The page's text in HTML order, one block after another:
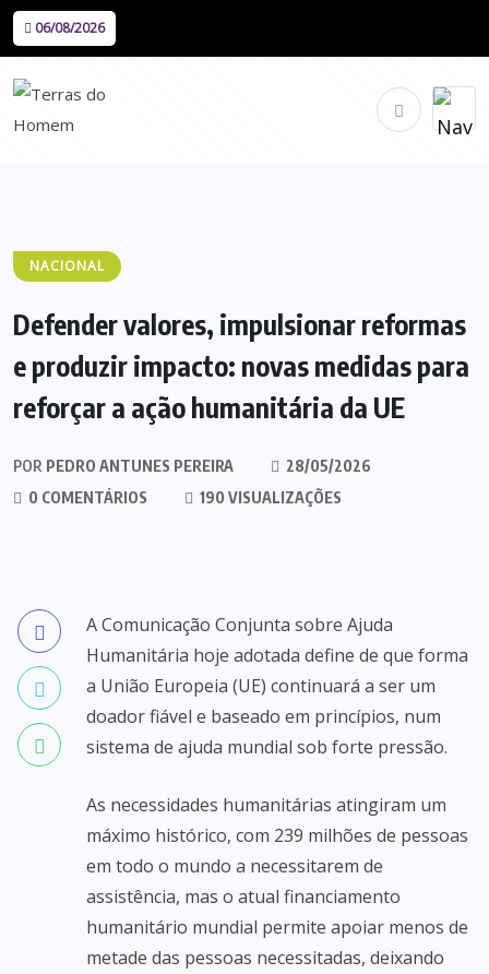
06/08/2026
NACIONAL
Defender valores, impulsionar reformas
e produzir impacto: novas medidas para
reforçar a ação humanitária da UE
POR PEDRO ANTUNES PEREIRA
28/05/2026
0 COMENTÁRIOS
190 VISUALIZAÇÕES
A Comunicação Conjunta sobre Ajuda
Humanitária hoje adotada define de que forma
a União Europeia (UE) continuará a ser um
doador fiável e baseado em princípios, num
sistema de ajuda mundial sob forte pressão.
As necessidades humanitárias atingiram um
máximo histórico, com 239 milhões de pessoas
em todo o mundo a necessitarem de
assistência, mas o atual financiamento
humanitário mundial permite apoiar menos de
metade das pessoas necessitadas, deixando